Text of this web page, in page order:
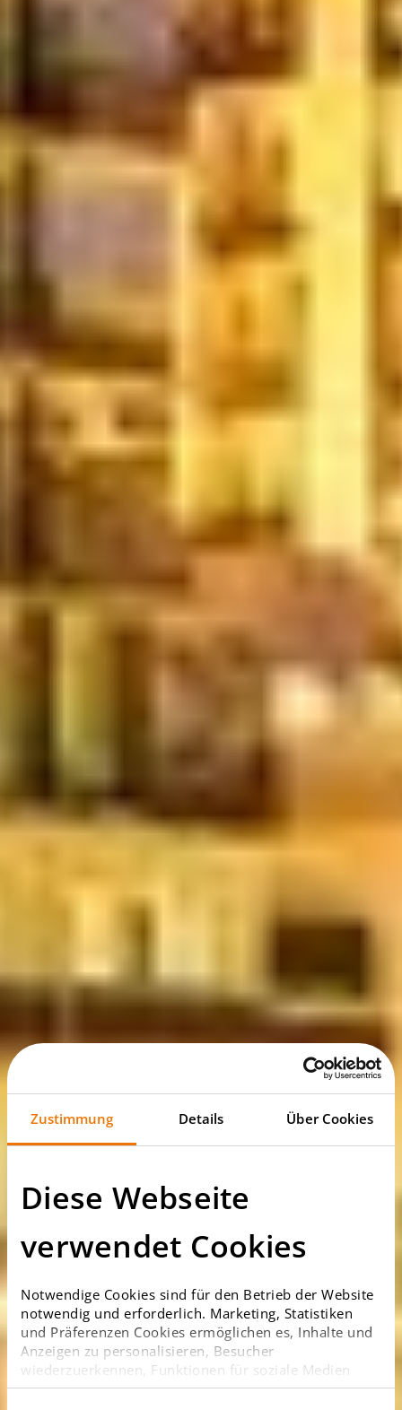
Zustimmung Details Über Cookies
Diese Webseite
verwendet Cookies
Notwendige Cookies sind für den Betrieb der Website
notwendig und erforderlich. Marketing, Statistiken
und Präferenzen Cookies ermöglichen es, Inhalte und
Anzeigen zu personalisieren, Besucher
wiederzuerkennen, Funktionen für soziale Medien
anzubieten sowie Zugriffe auf die Website zu